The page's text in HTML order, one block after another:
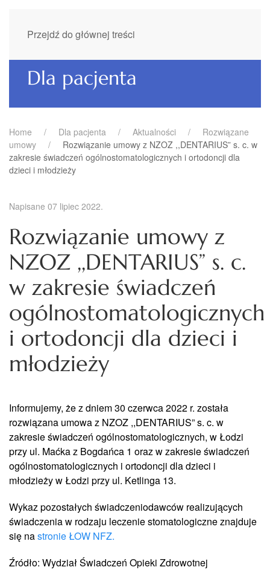
Przejdź do głównej treści
Dla pacjenta
Home Dla pacjenta Aktualności
Rozwiązane
umowy
Rozwiązanie umowy z NZOZ ,,DENTARIUS” s. c. w
zakresie świadczeń ogólnostomatologicznych i ortodoncji dla
dzieci i młodzieży
Napisane 07 lipiec 2022.
Rozwiązanie umowy z
NZOZ ,,DENTARIUS” s. c.
w zakresie świadczeń
ogólnostomatologicznych
i ortodoncji dla dzieci i
młodzieży
Informujemy, że z dniem 30 czerwca 2022 r. została
rozwiązana umowa z NZOZ ,,DENTARIUS” s. c. w
zakresie świadczeń ogólnostomatologicznych, w Łodzi
przy ul. Maćka z Bogdańca 1 oraz w zakresie świadczeń
ogólnostomatologicznych i ortodoncji dla dzieci i
młodzieży w Łodzi przy ul. Ketlinga 13.
Wykaz pozostałych świadczeniodawców realizujących
świadczenia w rodzaju leczenie stomatologiczne znajduje
się nastronie ŁOW NFZ.
Źródło: Wydział Świadczeń Opieki Zdrowotnej